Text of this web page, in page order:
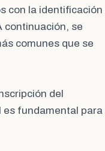
con la identificación
continuación, se
comunes que se
del
es fundamental para